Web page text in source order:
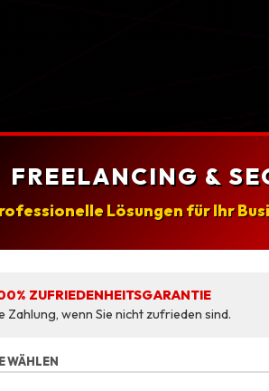
FREELANCING &
Lösungen für Ihr
ZUFRIEDENHEITSGARANTIE
Zahlung, wenn Sie nicht zufrieden sind.
WÄHLEN